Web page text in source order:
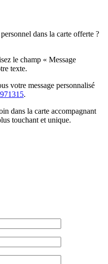
dans la carte offerte ?
le champ « Message
texte.
votre message personnalisé
.
dans la carte accompagnant
touchant et unique.